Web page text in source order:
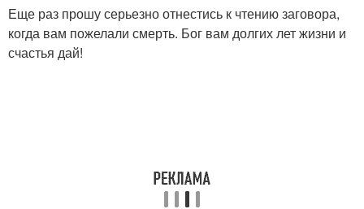
Еще раз прошу серьезно отнестись к чтению заговора,
когда вам пожелали смерть. Бог вам долгих лет жизни и
счастья дай!